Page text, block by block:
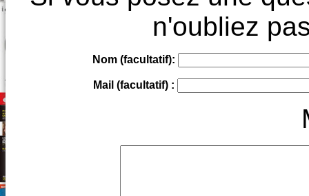
n'oubliez
Nom (facultatif):
Mail (facultatif) :